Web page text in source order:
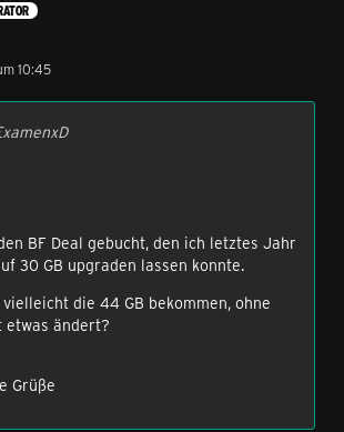
10:45
BF Deal gebucht, den ich letztes Jahr
30 GB upgraden lassen konnte.
die 44 GB bekommen, ohne
etwas ändert?
Grüße